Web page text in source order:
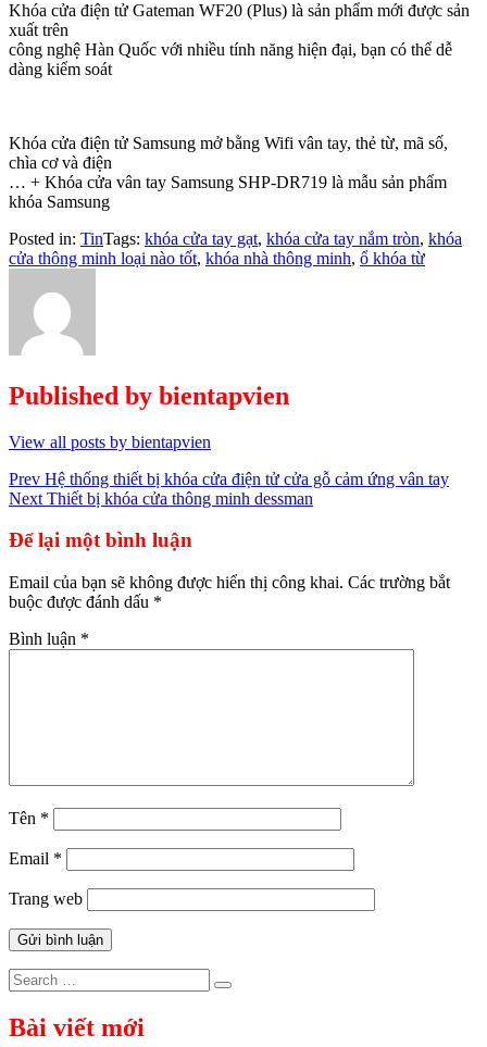
Khóa cửa điện tử Gateman WF20 (Plus) là sản phẩm mới được sản
xuất trên
công nghệ Hàn Quốc với nhiều tính năng hiện đại, bạn có thể dễ
dàng kiểm soát
Khóa cửa điện tử Samsung mở bằng Wifi vân tay, thẻ từ, mã số,
chìa cơ và điện
… + Khóa cửa vân tay Samsung SHP-DR719 là mẫu sản phẩm
khóa Samsung
Posted in: TinTags: khóa cửa tay gạt, khóa cửa tay nắm tròn, khóa
cửa thông minh loại nào tốt, khóa nhà thông minh, ổ khóa từ
Published by bientapvien
View all posts by bientapvien
Điều
hướng
bài
viết
Prev Hệ thống thiết bị khóa cửa điện tử cửa gỗ cảm ứng vân tay
Next Thiết bị khóa cửa thông minh dessman
Để lại một bình luận
Email của bạn sẽ không được hiển thị công khai. Các trường bắt
buộc được đánh dấu *
Bình luận *
Tên *
Email *
Trang web
Search
for:
Search
Bài viết mới